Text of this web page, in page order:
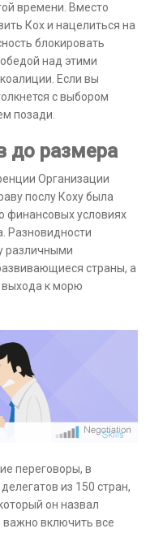
времени. Вместо
Кох и нацелиться на
блокировать
над этими
Если вы
с выбором
позади.
до размера
Организации
послу Коху была
финансовых условиях
Разновидности
различными
страны, а
к морю
переговоры, в
из 150 стран,
он назвал
важно включить все